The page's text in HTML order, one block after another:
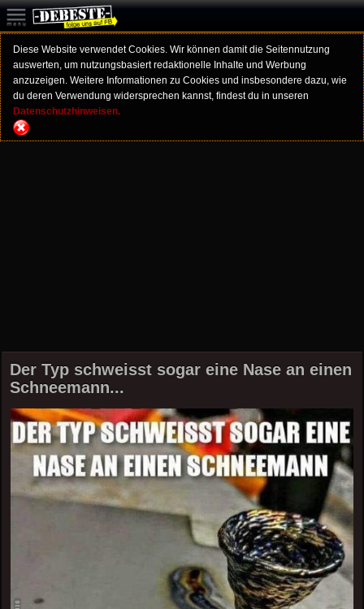
Diese Website verwendet Cookies. Wir können damit die Seitennutzung
auswerten, um nutzungsbasiert redaktionelle Inhalte und Werbung
anzuzeigen. Weitere Informationen zu Cookies und insbesondere dazu, wie
du deren Verwendung widersprechen kannst, findest du in unseren
Datenschutzhinweisen.
Der Typ schweisst sogar eine Nase an einen
Schneemann...